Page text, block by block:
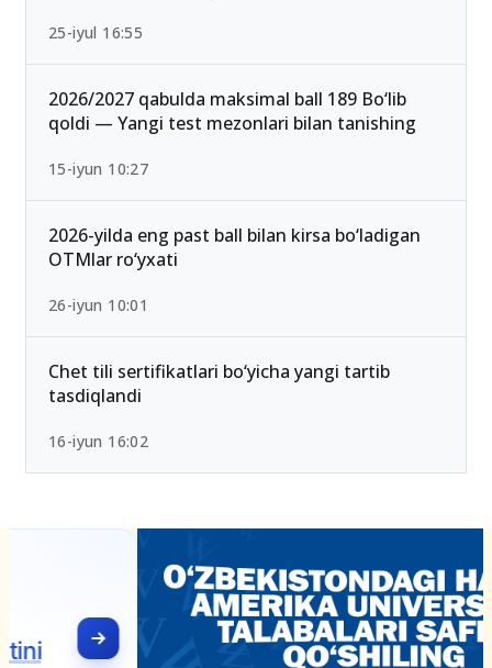
25-iyul 16:55
2026/2027 qabulda maksimal ball 189 Bo‘lib
qoldi — Yangi test mezonlari bilan tanishing
15-iyun 10:27
2026-yilda eng past ball bilan kirsa bo‘ladigan
OTMlar ro‘yxati
26-iyun 10:01
Chet tili sertifikatlari bo‘yicha yangi tartib
tasdiqlandi
16-iyun 16:02